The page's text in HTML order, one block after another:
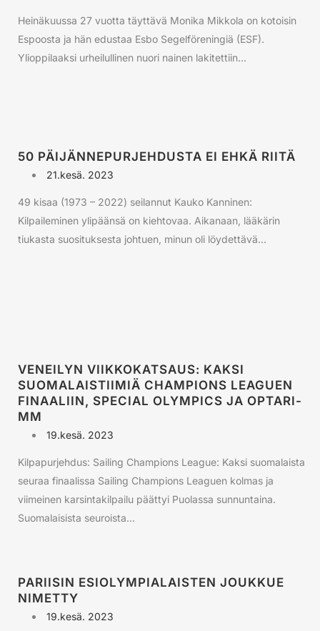
Heinäkuussa 27 vuotta täyttävä Monika Mikkola on kotoisin
Espoosta ja hän edustaa Esbo Segelföreningiä (ESF).
Ylioppilaaksi urheilullinen nuori nainen lakitettiin...
50 PÄIJÄNNEPURJEHDUSTA EI EHKÄ RIITÄ
21.kesä. 2023
49 kisaa (1973 – 2022) seilannut Kauko Kanninen:
Kilpaileminen ylipäänsä on kiehtovaa. Aikanaan, lääkärin
tiukasta suosituksesta johtuen, minun oli löydettävä...
VENEILYN VIIKKOKATSAUS: KAKSI
SUOMALAISTIIMIÄ CHAMPIONS LEAGUEN
FINAALIIN, SPECIAL OLYMPICS JA OPTARI-
MM
19.kesä. 2023
Kilpapurjehdus: Sailing Champions League: Kaksi suomalaista
seuraa finaalissa Sailing Champions Leaguen kolmas ja
viimeinen karsintakilpailu päättyi Puolassa sunnuntaina.
Suomalaisista seuroista...
PARIISIN ESIOLYMPIALAISTEN JOUKKUE
NIMETTY
19.kesä. 2023